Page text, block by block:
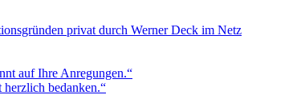
privat durch Werner Deck im Netz
auf Ihre Anregungen.“
bedanken.“